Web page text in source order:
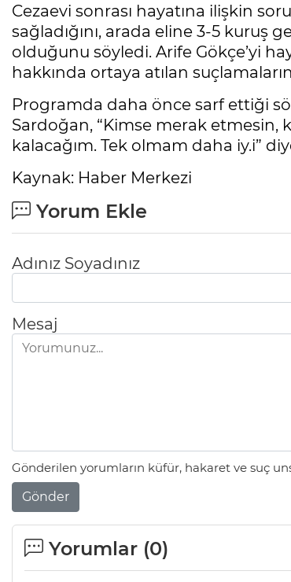
Cezaevi sonrası hayatına ilişkin
sağladığını, arada eline 3-5 kuruş
olduğunu söyledi. Arife Gökçe’yi
hakkında ortaya atılan
Programda daha önce sarf ettiği
Sardoğan, “Kimse merak
kalacağım. Tek olmam daha iy.i”
Kaynak: Haber Merkezi
Yorum Ekle
Adınız Soyadınız
Mesaj
Gönderilen yorumların küfür, hakaret ve suç
Gönder
Yorumlar (0)